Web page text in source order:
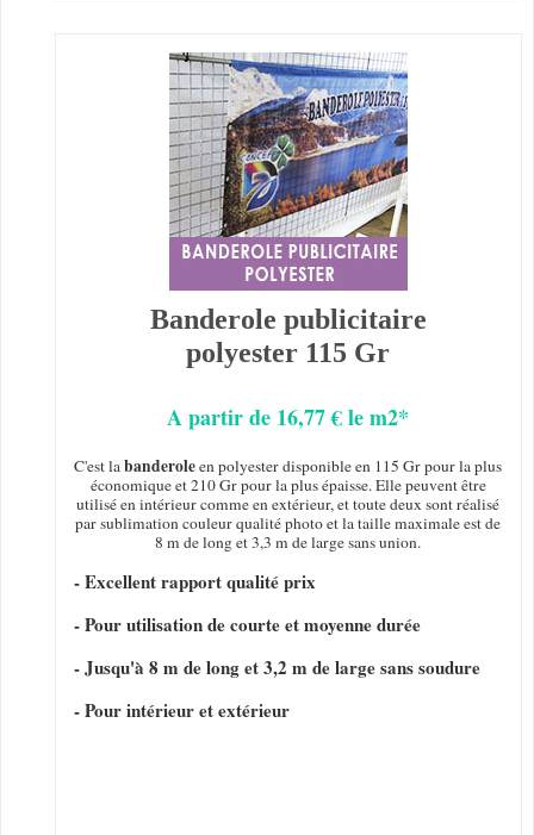
Banderole publicitaire
polyester 115 Gr
A partir de 16,77 € le m2*
C'est labanderoleen polyester disponible en 115 Gr pour la plus
économique et 210 Gr pour la plus épaisse. Elle peuvent être
utilisé en intérieur comme en extérieur, et toute deux sont réalisé
par sublimation couleur qualité photo et la taille maximale est de
8 m de long et 3,3 m de large sans union.
- Excellent rapport qualité prix
- Pour utilisation de courte et moyenne durée
- Jusqu'à 8 m de long et 3,2 m de large sans soudure
- Pour intérieur et extérieur